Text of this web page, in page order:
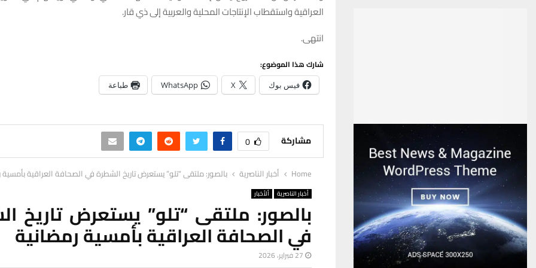
العراقية واستقطاب الإنتاجات المحلية والعربية إلى ذي قار.
انتهى.
شارك هذا الموضوع:
فيس بوك X
WhatsApp طباعة
مشاركة 0
Home أخبار الناصرية بالصور: ملتقى “تلو” يستعرض تاريخ الشطرة في الصحافة العراقية بأمسية
أخبار الناصرية ألأخبار
بالصور: ملتقى “تلو” يستعرض تاريخ
في الصحافة العراقية بأمسية رمضانية
27 فبراير، 2026